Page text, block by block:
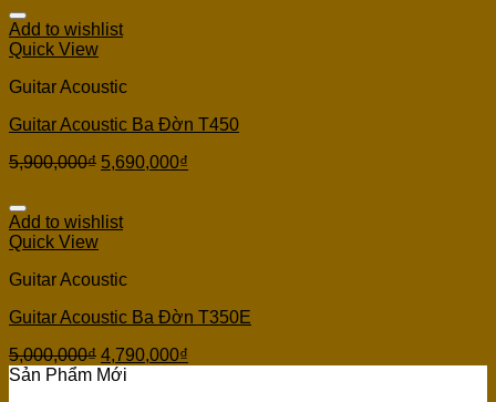
Add to wishlist
Quick View
Guitar Acoustic
Guitar Acoustic Ba Đờn T450
5,900,000₫ 5,690,000₫
Add to wishlist
Quick View
Guitar Acoustic
Guitar Acoustic Ba Đờn T350E
5,000,000₫ 4,790,000₫
Sản Phẩm Mới